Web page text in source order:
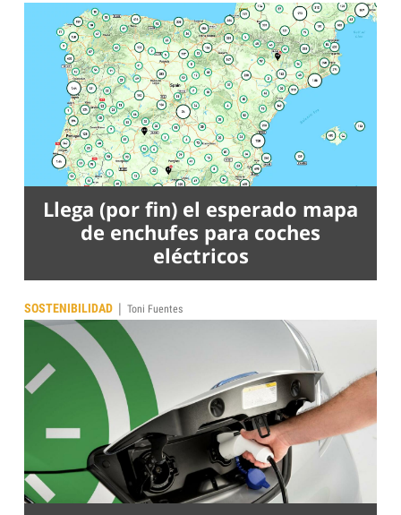
Llega (por fin) el esperado mapa
de enchufes para coches
eléctricos
SOSTENIBILIDAD | Toni Fuentes